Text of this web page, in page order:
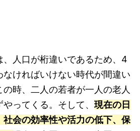
、人口が桁違いであるため、4
ければいけない時代が間違い
時、二人の若者が一人の老人
ってくる。そして、 現在の日
会の効率性や活力の低下、保